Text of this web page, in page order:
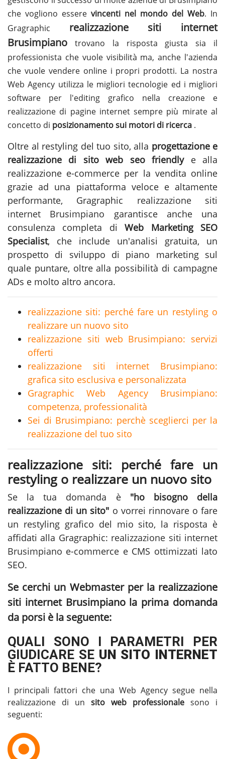
che vogliono essere vincenti nel mondo del Web. In
Gragraphic realizzazione siti internet
Brusimpiano trovano la risposta giusta sia il
professionista che vuole visibilità ma, anche l'azienda
che vuole vendere online i propri prodotti. La nostra
Web Agency utilizza le migliori tecnologie ed i migliori
software per l'editing grafico nella creazione e
realizzazione di pagine internet sempre più mirate al
concetto di posizionamento sui motori di ricerca .
Oltre al restyling del tuo sito, alla progettazione e
realizzazione di sito web seo friendly e alla
realizzazione e-commerce per la vendita online
grazie ad una piattaforma veloce e altamente
performante, Gragraphic realizzazione siti
internet Brusimpiano garantisce anche una
consulenza completa diWeb Marketing SEO
Specialist, che include un'analisi gratuita, un
prospetto di sviluppo di piano marketing sul
quale puntare, oltre alla possibilità di campagne
ADs e molto altro ancora.
realizzazione siti: perché fare un restyling o
realizzare un nuovo sito
realizzazione siti web Brusimpiano: servizi
offerti
realizzazione siti internet Brusimpiano:
grafica sito esclusiva e personalizzata
Gragraphic Web Agency Brusimpiano:
competenza, professionalità
Sei di Brusimpiano: perchè sceglierci per la
realizzazione del tuo sito
realizzazione siti: perché fare un
restyling o realizzare un nuovo sito
Se la tua domanda è "ho bisogno della
realizzazione di un sito" o vorrei rinnovare o fare
un restyling grafico del mio sito, la risposta è
affidati alla Gragraphic: realizzazione siti internet
Brusimpiano e-commerce e CMS ottimizzati lato
SEO.
Se cerchi un Webmaster per la realizzazione
siti internet Brusimpianola prima domanda
da porsi è la seguente:
QUALI SONO I PARAMETRI PER
GIUDICARE SEUN SITO INTERNET
È FATTO BENE?
I principali fattori che una Web Agency segue nella
realizzazione di un sito web professionale sono i
seguenti: